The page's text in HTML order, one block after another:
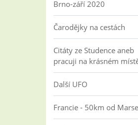
Brno-září 2020
Čarodějky na cestách
Citáty ze Studence aneb
pracuji na krásném
Další UFO
Francie - 50km od